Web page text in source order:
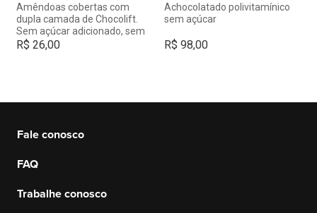
Amêndoas cobertas com
dupla camada de Chocolift.
Sem açúcar adicionado, sem
glúten e com 7,3g de whey
R$ 26,00
Achocolatado polivitamínico
sem açúcar
R$ 98,00
Fale conosco
FAQ
Trabalhe conosco